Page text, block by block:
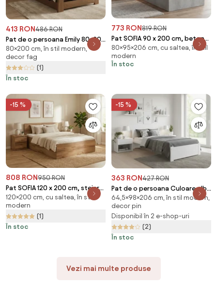
413 RON486 RON
Pat de o persoana Emily 80x200
cm, stejar Saltele: Fara saltea,
Somiera pat: Cu lamele curbate
80×200 cm, în stil modern,
decor fag
(1)
În stoc
773 RON819 RON
Pat SOFIA 90 x 200 cm, beton
Saltele: Cu saltele Deluxe 10
cm, Somiera pat: Cu lamele
drepte
80×95×206 cm, cu saltea, în stil
modern
În stoc
-15 %
808 RON950 RON
Pat SOFIA 120 x 200 cm, stejar
artisan Saltele: Cu saltele
Deluxe 10 cm, Somiera pat: Fara
somiera
120×200 cm, cu saltea, în stil
modern
(1)
În stoc
-15 %
363 RON427 RON
Pat de o persoana Culoare alb,
IKAROS 90 x 200 cm Saltele:
Fara saltea, Somiera pat: Cu
lamele curbate
64,5×98×206 cm, în stil modern,
decor pin
Disponibil în 2 e-shop-uri
(2)
În stoc
Vezi mai multe produse